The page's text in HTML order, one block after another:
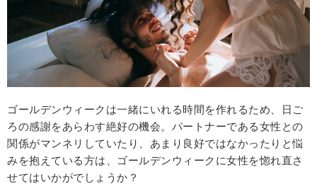
ゴールデンウィークは一緒にいれる時間を作れるため、日ご
ろの感謝をあらわす絶好の機会。パートナーである女性との
関係がマンネリしていたり、あまり良好ではなかったりと悩
みを抱えている方は、ゴールデンウィークに女性を惚れ直さ
せてはいかがでしょうか？